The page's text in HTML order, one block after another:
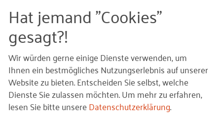
Umsatzsteuer-Identifikationsnummer
DE 114 341 988
Verantwortlich für den Inhalt nach § 55
Abs. 2 RStV, Redaktion
Dr. Steffen Kroggel
RKW Kompetenzzentrum
Hat jemand "Cookies"
gesagt?!
Wir würden gerne einige Dienste verwenden, um
Ihnen ein bestmögliches Nutzungserlebnis auf unserer
Website zu bieten. Entscheiden Sie selbst, welche
Dienste Sie zulassen möchten.Um mehr zu erfahren,
lesen Sie bitte unsereDatenschutzerklärung.